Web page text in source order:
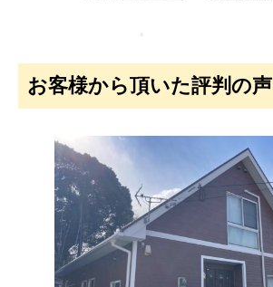
お客様から頂いた評判の声